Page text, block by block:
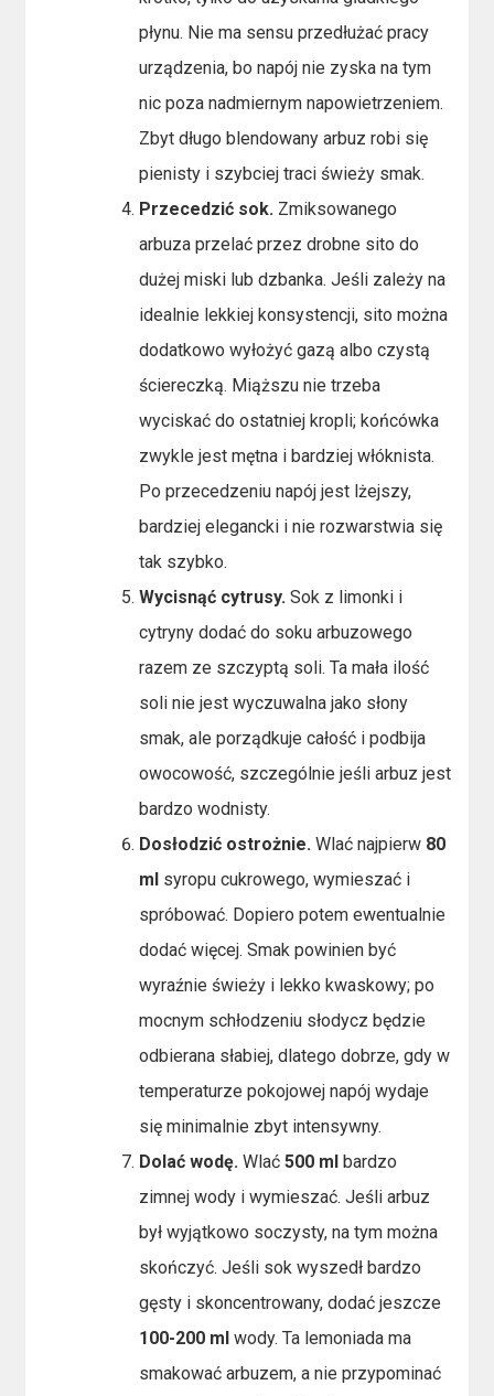
płynu. Nie ma sensu przedłużać pracy
urządzenia, bo napój nie zyska na tym
nic poza nadmiernym napowietrzeniem.
Zbyt długo blendowany arbuz robi się
pienisty i szybciej traci świeży smak.
Przecedzić sok. Zmiksowanego
arbuza przelać przez drobne sito do
dużej miski lub dzbanka. Jeśli zależy na
idealnie lekkiej konsystencji, sito można
dodatkowo wyłożyć gazą albo czystą
ściereczką. Miąższu nie trzeba
wyciskać do ostatniej kropli; końcówka
zwykle jest mętna i bardziej włóknista.
Po przecedzeniu napój jest lżejszy,
bardziej elegancki i nie rozwarstwia się
tak szybko.
Wycisnąć cytrusy. Sok z limonki i
cytryny dodać do soku arbuzowego
razem ze szczyptą soli. Ta mała ilość
soli nie jest wyczuwalna jako słony
smak, ale porządkuje całość i podbija
owocowość, szczególnie jeśli arbuz jest
bardzo wodnisty.
Dosłodzić ostrożnie. Wlać najpierw 80
ml syropu cukrowego, wymieszać i
spróbować. Dopiero potem ewentualnie
dodać więcej. Smak powinien być
wyraźnie świeży i lekko kwaskowy; po
mocnym schłodzeniu słodycz będzie
odbierana słabiej, dlatego dobrze, gdy w
temperaturze pokojowej napój wydaje
się minimalnie zbyt intensywny.
Dolać wodę. Wlać500 ml bardzo
zimnej wody i wymieszać. Jeśli arbuz
był wyjątkowo soczysty, na tym można
skończyć. Jeśli sok wyszedł bardzo
gęsty i skoncentrowany, dodać jeszcze
100-200 ml wody. Ta lemoniada ma
smakować arbuzem, a nie przypominać